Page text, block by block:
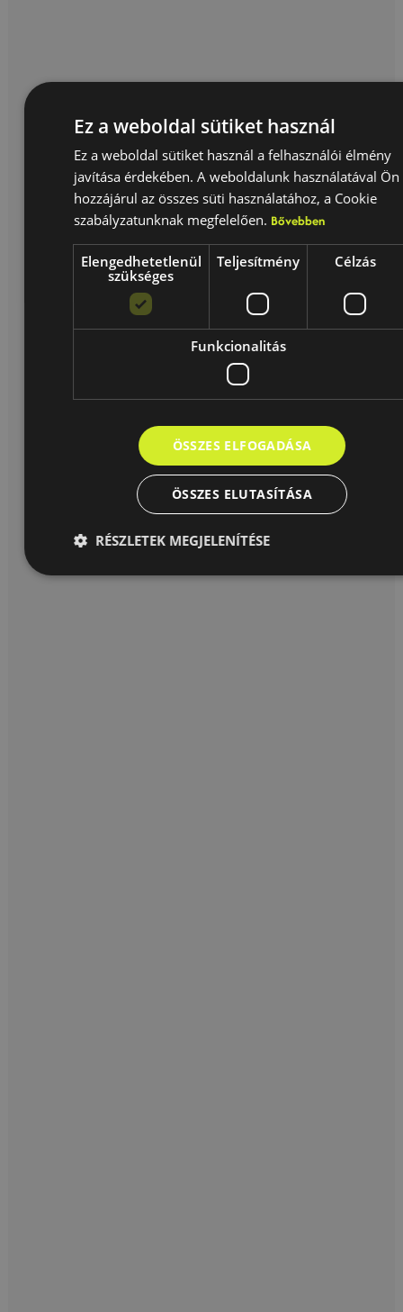
Ez a weboldal sütiket használ
Ez a weboldal sütiket használ a felhasználói élmény
javítása érdekében. A weboldalunk használatával Ön
hozzájárul az összes süti használatához, a Cookie
szabályzatunknak megfelelően. Bővebben
Elengedhetetlenül
szükséges
Teljesítmény Célzás
Funkcionalitás
ÖSSZES ELFOGADÁSA
ÖSSZES ELUTASÍTÁSA
RÉSZLETEK MEGJELENÍTÉSE